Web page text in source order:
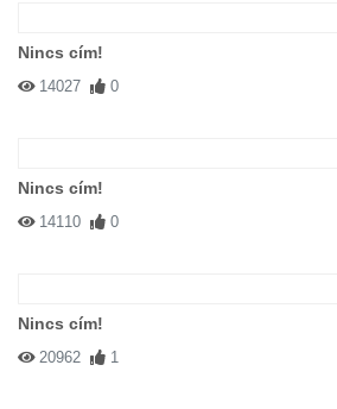
Nincs cím!
14027 0
Nincs cím!
14110 0
Nincs cím!
20962 1